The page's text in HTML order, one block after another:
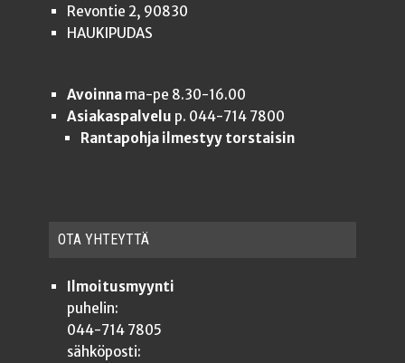
Revontie 2, 90830
HAUKIPUDAS
Avoinnama-pe 8.30-16.00
Asiakaspalvelu p. 044-714 7800
Rantapohja ilmestyy torstaisin
OTA YHTEYT­TÄ
Ilmoitusmyynti
puhelin:
044-714 7805
sähköposti: